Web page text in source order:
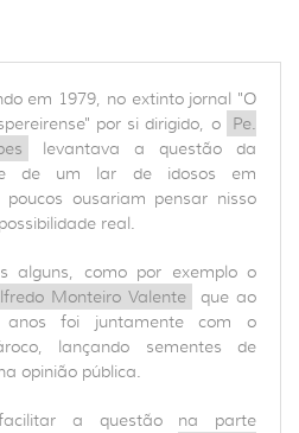
em 1979, no extinto jornal "O
por si dirigido, o
Pe.
levantava a questão da
de um lar de idosos em
poucos ousariam pensar nisso
real.
alguns, como por exemplo o
Monteiro Valente
que ao
anos foi juntamente com o
lançando sementes de
opinião pública.
facilitar a questão na parte